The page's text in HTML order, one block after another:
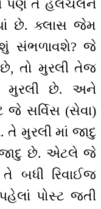
પણ તે હલચલને
છે. ક્લાસ જેમ
સંભળાવશે? જે
છે, તો મુરલી તેજ
મુરલી છે. અને
જે સર્વિસ (સેવા)
તે મુરલી માં જાદુ
જાદુ છે. એટલે જે
બધી રિવાઈજ
પોસ્ટ જતી